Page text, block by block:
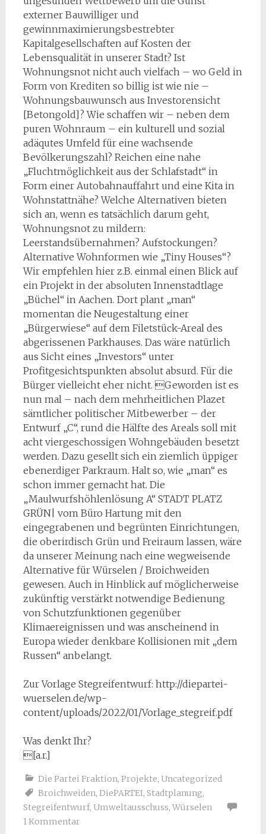
externer Bauwilliger und
gewinnmaximierungsbestrebter
Kapitalgesellschaften auf Kosten der
Lebensqualität in unserer Stadt? Ist
Wohnungsnot nicht auch vielfach – wo Geld in
Form von Krediten so billig ist wie nie –
Wohnungsbauwunsch aus Investorensicht
[Betongold]? Wie schaffen wir – neben dem
puren Wohnraum – ein kulturell und sozial
adäqutes Umfeld für eine wachsende
Bevölkerungszahl? Reichen eine nahe
„Fluchtmöglichkeit aus der Schlafstadt“ in
Form einer Autobahnauffahrt und eine Kita in
Wohnstattnähe? Welche Alternativen bieten
sich an, wenn es tatsächlich darum geht,
Wohnungsnot zu mildern:
Leerstandsübernahmen? Aufstockungen?
Alternative Wohnformen wie „Tiny Houses“?
Wir empfehlen hier z.B. einmal einen Blick auf
ein Projekt in der absoluten Innenstadtlage
„Büchel“ in Aachen. Dort plant „man“
momentan die Neugestaltung einer
„Bürgerwiese“ auf dem Filetstück-Areal des
abgerissenen Parkhauses. Das wäre natürlich
aus Sicht eines „Investors“ unter
Profitgesichtspunkten absolut absurd. Für die
Bürger vielleicht eher nicht. Geworden ist es
nun mal – nach dem mehrheitlichen Plazet
sämtlicher politischer Mitbewerber – der
Entwurf „C“, rund die Hälfte des Areals soll mit
acht viergeschossigen Wohngebäuden besetzt
werden. Dazu gesellt sich ein ziemlich üppiger
ebenerdiger Parkraum. Halt so, wie „man“ es
schon immer gemacht hat. Die
„Maulwurfshöhlenlösung A“ STADT PLATZ
GRÜN| vom Büro Hartung mit den
eingegrabenen und begrünten Einrichtungen,
die oberirdisch Grün und Freiraum lassen, wäre
da unserer Meinung nach eine wegweisende
Alternative für Würselen / Broichweiden
gewesen. Auch in Hinblick auf möglicherweise
zukünftig verstärkt notwendige Bedienung
von Schutzfunktionen gegenüber
Klimaereignissen und was anscheinend in
Europa wieder denkbare Kollisionen mit „dem
Russen“ anbelangt.
Zur Vorlage Stegreifentwurf: http://diepartei-
wuerselen.de/wp-
content/uploads/2022/01/Vorlage_stegreif.pdf
Was denkt Ihr?
[a.r.]
Die Partei Fraktion, Projekte, Uncategorized
Broichweiden, DiePARTEI, Stadtplanung,
Stegreifentwurf, Umweltausschuss, Würselen
1 Kommentar